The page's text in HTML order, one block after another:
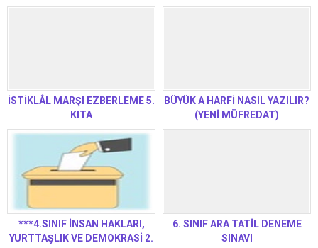
İSTİKLÂL MARŞI EZBERLEME 5.
KITA
BÜYÜK A HARFİ NASIL YAZILIR?
(YENİ MÜFREDAT)
***4.SINIF İNSAN HAKLARI,
YURTTAŞLIK VE DEMOKRASİ 2.
6. SINIF ARA TATİL DENEME
SINAVI